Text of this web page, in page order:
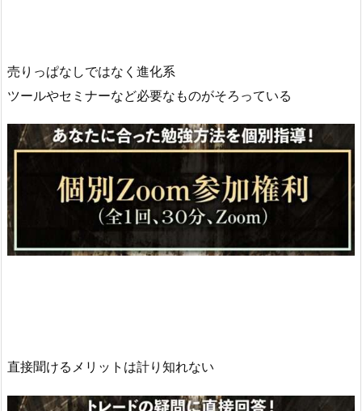
売りっぱなしではなく進化系
ツールやセミナーなど必要なものがそろっている
直接聞けるメリットは計り知れない